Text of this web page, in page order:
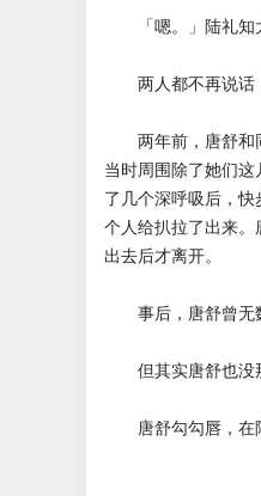
「嗯。」陆礼知大
两人都不再说话
两年前，唐舒和同
当时周围除了她们
了几个深呼吸后，
个人给扒拉了出来
出去后才离开。
事后，唐舒曾无数
但其实唐舒也没那
唐舒勾勾唇，在
第十七